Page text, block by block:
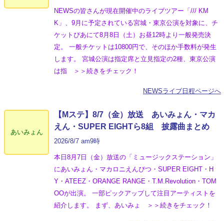
NEWSの皆さんが現在開催中のライブツアー「/// KM
K」、9月に予定されている宮城・東京公演を対象に、チ
ケットぴあにて8月8日（土）お昼12時より一般発売決
定。 一般チケットは10800円で、そのほか手数料が発生
します。 宮城公演は指定席と立見指定の2種、東京公演
は指 ＞＞続きをチェック！
NEWSライブ日程ページへ
あいみょん
【Mステ】8/7（金）放送 あいみょん・マカ
えん・SUPER EIGHTら8組 披露曲まとめ
2026/8/7 am9時
本日8月7日（金）放送の「ミュージックステーション」
にあいみょん・マカロニえんぴつ・SUPER EIGHT・H
Y・ATEEZ・ORANGE RANGE・T.M.Revolution・TOM
OOが出演。 一部ピックアップして注目アーティストを
紹介します。 まず、あいみょ ＞＞続きをチェック！